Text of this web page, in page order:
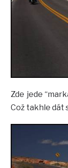
Zde jede
Což takhle dát